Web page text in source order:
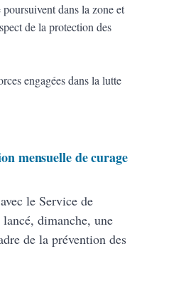
dans la zone et
de la protection des
engagées dans la lutte
mensuelle de curage
le Service de
dimanche, une
de la prévention des